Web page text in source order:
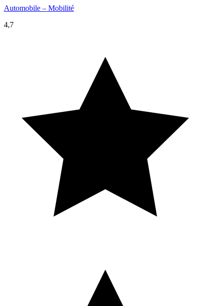
Automobile – Mobilité
4,7